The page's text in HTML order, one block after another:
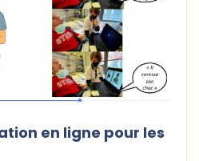
en ligne pour les